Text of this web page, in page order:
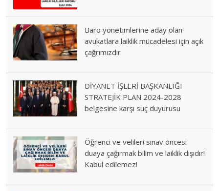
Baro yönetimlerine aday olan
avukatlara laiklik mücadelesi için açık
çağrımızdır
DİYANET İŞLERİ BAŞKANLIĞI
STRATEJİK PLAN 2024-2028
belgesine karşı suç duyurusu
Öğrenci ve velileri sınav öncesi
duaya çağırmak bilim ve laiklik dışıdır!
Kabul edilemez!